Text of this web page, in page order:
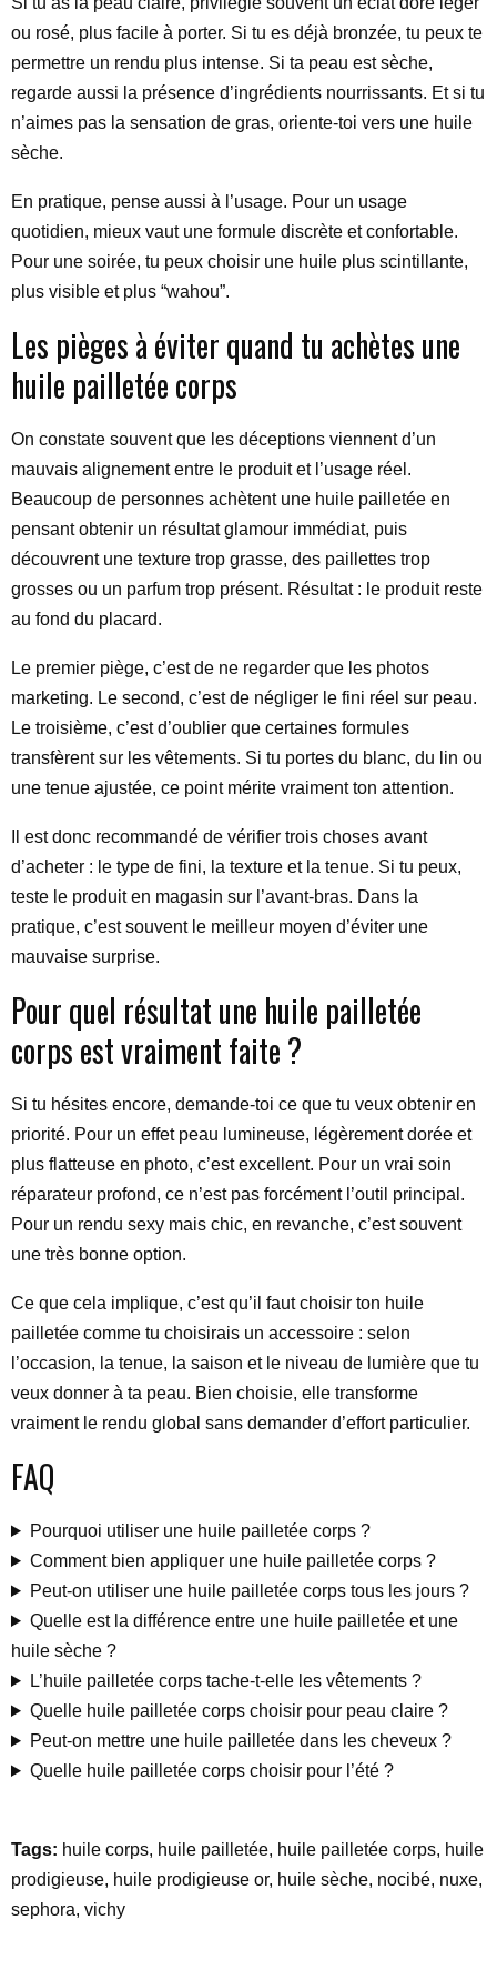
ou rosé, plus facile à porter. Si tu es déjà bronzée, tu peux te
permettre un rendu plus intense. Si ta peau est sèche,
regarde aussi la présence d’ingrédients nourrissants. Et si tu
n’aimes pas la sensation de gras, oriente-toi vers une huile
sèche.
En pratique, pense aussi à l’usage. Pour un usage
quotidien, mieux vaut une formule discrète et confortable.
Pour une soirée, tu peux choisir une huile plus scintillante,
plus visible et plus “wahou”.
Les pièges à éviter quand tu achètes une
huile pailletée corps
On constate souvent que les déceptions viennent d’un
mauvais alignement entre le produit et l’usage réel.
Beaucoup de personnes achètent une huile pailletée en
pensant obtenir un résultat glamour immédiat, puis
découvrent une texture trop grasse, des paillettes trop
grosses ou un parfum trop présent. Résultat : le produit reste
au fond du placard.
Le premier piège, c’est de ne regarder que les photos
marketing. Le second, c’est de négliger le fini réel sur peau.
Le troisième, c’est d’oublier que certaines formules
transfèrent sur les vêtements. Si tu portes du blanc, du lin ou
une tenue ajustée, ce point mérite vraiment ton attention.
Il est donc recommandé de vérifier trois choses avant
d’acheter : le type de fini, la texture et la tenue. Si tu peux,
teste le produit en magasin sur l’avant-bras. Dans la
pratique, c’est souvent le meilleur moyen d’éviter une
mauvaise surprise.
Pour quel résultat une huile pailletée
corps est vraiment faite ?
Si tu hésites encore, demande-toi ce que tu veux obtenir en
priorité. Pour un effet peau lumineuse, légèrement dorée et
plus flatteuse en photo, c’est excellent. Pour un vrai soin
réparateur profond, ce n’est pas forcément l’outil principal.
Pour un rendu sexy mais chic, en revanche, c’est souvent
une très bonne option.
Ce que cela implique, c’est qu’il faut choisir ton huile
pailletée comme tu choisirais un accessoire : selon
l’occasion, la tenue, la saison et le niveau de lumière que tu
veux donner à ta peau. Bien choisie, elle transforme
vraiment le rendu global sans demander d’effort particulier.
FAQ
Pourquoi utiliser une huile pailletée corps ?
Comment bien appliquer une huile pailletée corps ?
Peut-on utiliser une huile pailletée corps tous les jours ?
Quelle est la différence entre une huile pailletée et une
huile sèche ?
L’huile pailletée corps tache-t-elle les vêtements ?
Quelle huile pailletée corps choisir pour peau claire ?
Peut-on mettre une huile pailletée dans les cheveux ?
Quelle huile pailletée corps choisir pour l’été ?
Tags: huile corps, huile pailletée, huile pailletée corps, huile
prodigieuse, huile prodigieuse or, huile sèche, nocibé, nuxe,
sephora, vichy